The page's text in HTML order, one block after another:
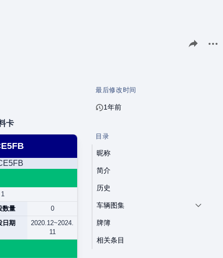
分享此页面
卡
1
数量
0
日期
2020.12~2024.
11
最后修改时间
1年前
目录
昵称
简介
历史
车辆图集
牌簿
相关条目